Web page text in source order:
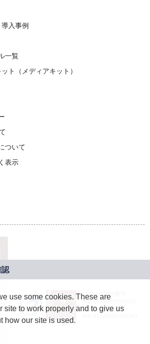
入事例
一覧
ト（メディアキット）
ついて
表示
JASRAC許諾番号：
9024936001Y45037
JASRAC許諾番号：
use some cookies. These are
site to work properly and to give us
how our site is used.